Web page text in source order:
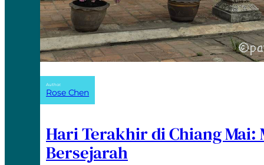
Author:
Rose Chen
Hari Terakhir di Chiang Mai:
Bersejarah